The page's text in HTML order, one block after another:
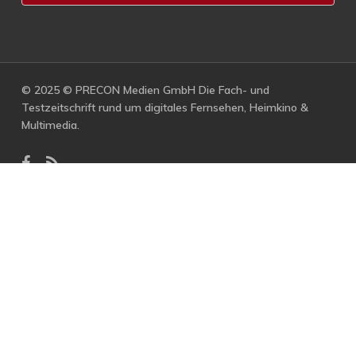
© 2025 © PRECON Medien GmbH Die Fach- und
Testzeitschrift rund um digitales Fernsehen, Heimkino &
Multimedia.
facebook
RSS